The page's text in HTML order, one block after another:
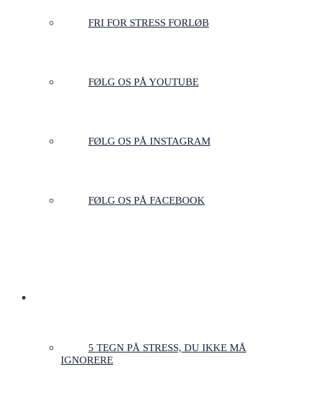
FRI FOR STRESS FORLØB
FØLG OS PÅ YOUTUBE
FØLG OS PÅ INSTAGRAM
FØLG OS PÅ FACEBOOK
5 TEGN PÅ STRESS, DU IKKE MÅ
IGNORERE